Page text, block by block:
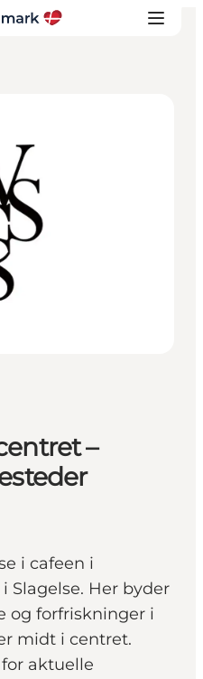
–
i cafeen i
Slagelse. Her byder
og forfriskninger i
midt i centret.
aktuelle